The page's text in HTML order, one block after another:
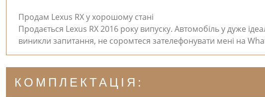
Продам Lexus RX у хорошому стані
Продається Lexus RX 2016 року випуску. Автомобіль у дуже
виникли запитання, не соромтеся зателефонувати мені на
КОМПЛЕКТАЦІЯ: